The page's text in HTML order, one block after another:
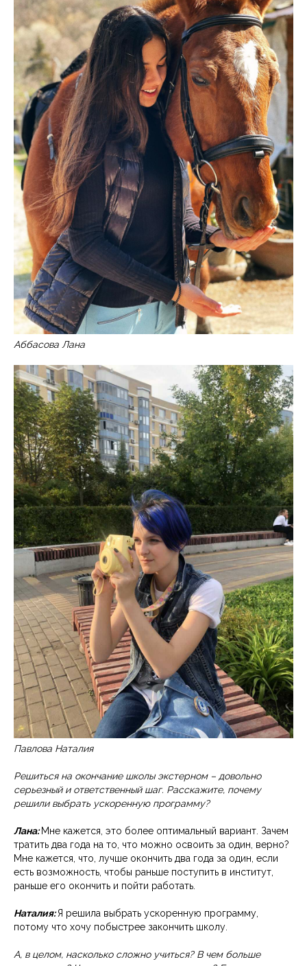
Аббасова Лана
Павлова Наталия
Решиться на окончание школы экстерном – довольно
серьезный и ответственный шаг. Расскажите, почему
решили выбрать ускоренную программу?
Лана:Мне кажется, это более оптимальный вариант. Зачем
тратить два года на то, что можно освоить за один, верно?
Мне кажется, что, лучше окончить два года за один, если
есть возможность, чтобы раньше поступить в институт,
раньше его окончить и пойти работать.
Наталия:Я решила выбрать ускоренную программу,
потому что хочу побыстрее закончить школу.
А, в целом, насколько сложно учиться? В чем больше